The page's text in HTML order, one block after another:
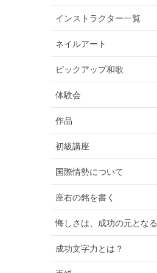
インストラクター一覧
ネイルアート
ピックアップ和歌
体験会
作品
初級講座
国際情勢について
座右の銘を書く
悔しさは、成功の元となる
成功文字力とは？